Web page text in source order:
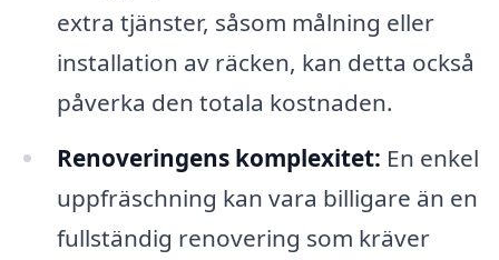
extra tjänster, såsom målning eller
installation av räcken, kan detta också
påverka den totala kostnaden.
Renoveringens komplexitet: En enkel
uppfräschning kan vara billigare än en
fullständig renovering som kräver